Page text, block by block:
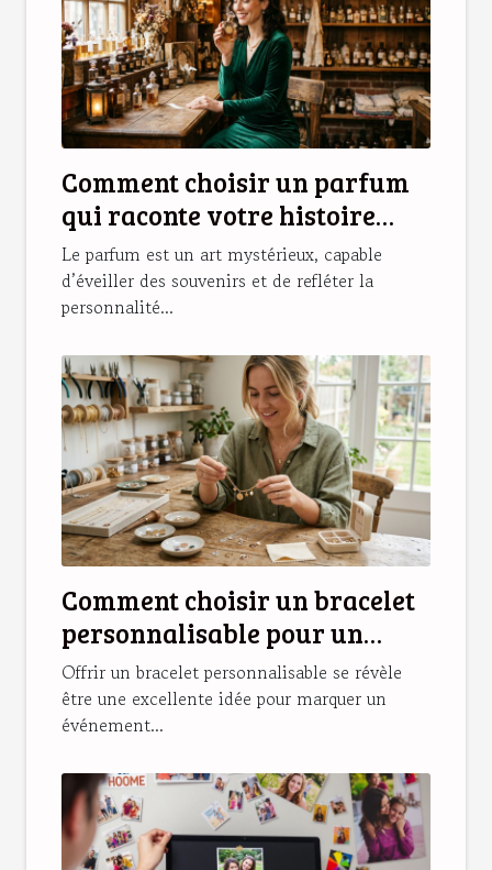
Comment choisir un parfum
qui raconte votre histoire
personnelle ?
Le parfum est un art mystérieux, capable
d’éveiller des souvenirs et de refléter la
personnalité...
Comment choisir un bracelet
personnalisable pour un
cadeau unique ?
Offrir un bracelet personnalisable se révèle
être une excellente idée pour marquer un
événement...